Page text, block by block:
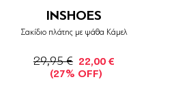
INSHOES
Σακίδιο πλάτης με ψάθα Κάμελ
29,95 € 22,00 €
(27% OFF)